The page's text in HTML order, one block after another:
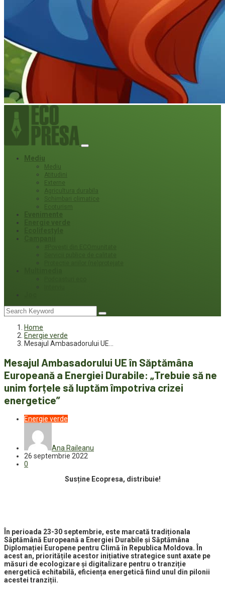
Mediu
Mediu
Atitudini
Externe
Agricultura durabila
Schimbari climatice
Ecoturism
Home
Energie verde
Mesajul Ambasadorului UE…
Mesajul Ambasadorului UE în Săptămâna
Europeană a Energiei Durabile: „Trebuie să ne
unim forțele să luptăm împotriva crizei
energetice”
Energie verde
Ana Raileanu
26 septembrie 2022
0
Susține Ecopresa, distribuie!
În perioada 23-30 septembrie, este marcată tradiționala
Săptămână Europeană a Energiei Durabile și Săptămâna
Diplomației Europene pentru Climă în Republica Moldova. În
acest an, prioritățile acestor inițiative strategice sunt axate pe
măsuri de ecologizare și digitalizare pentru o tranziție
energetică echitabilă, eficiența energetică fiind unul din pilonii
acestei tranziții.